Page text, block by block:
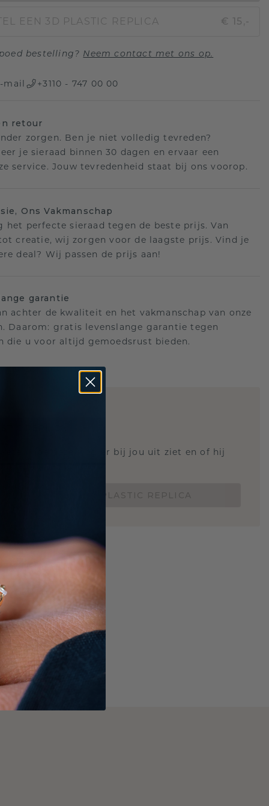
EEN 3D PLASTIC REPLICA € 15,-
bestelling? Neem contact met ons op.
mail +3110 - 747 00 00
retour
zorgen. Ben je niet volledig tevreden?
je sieraad binnen 30 dagen en ervaar een
service. Jouw tevredenheid staat bij ons voorop.
Ons Vakmanschap
het perfecte sieraad tegen de beste prijs. Van
creatie, wij zorgen voor de laagste prijs. Vind je
deal? Wij passen de prijs aan!
garantie
achter de kwaliteit en het vakmanschap van onze
Daarom: gratis levenslange garantie tegen
die u voor altijd gemoedsrust bieden.
hoe deze ring er bij jou uit ziet en of hij